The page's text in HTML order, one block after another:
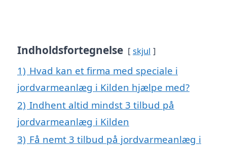
Indholdsfortegnelse skjul
1) Hvad kan et firma med speciale i
jordvarmeanlæg i Kilden hjælpe med?
2) Indhent altid mindst 3 tilbud på
jordvarmeanlæg i Kilden
3) Få nemt 3 tilbud på jordvarmeanlæg i